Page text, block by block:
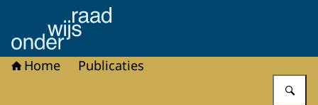
Naar de homepage van Onderwijsraad
Home Publicaties